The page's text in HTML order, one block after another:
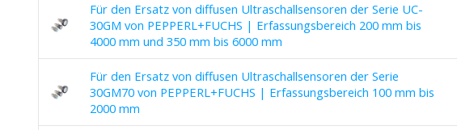
Für den Ersatz von diffusen Ultraschallsensoren der Serie UC-
30GM von PEPPERL+FUCHS | Erfassungsbereich 200 mm bis
4000 mm und 350 mm bis 6000 mm
Für den Ersatz von diffusen Ultraschallsensoren der Serie
30GM70 von PEPPERL+FUCHS | Erfassungsbereich 100 mm bis
2000 mm